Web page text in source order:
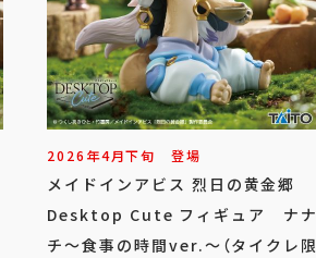
2026年4月下旬 登場
メイドインアビス 烈日の黄金郷
Desktop Cute フィギュア ナナ
チ～食事の時間ver.～（タイクレ限